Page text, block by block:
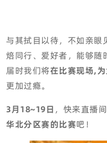
与其拭目以待，不如亲眼
焙同行、爱好者，能够随
届时我们将在比赛现场,
更加过瘾。
3月18~19日 ，快来直播
华北分区赛的比赛吧！